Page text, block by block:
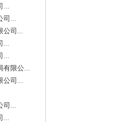
...
司...
公司...
...
...
有限公...
公司...
司...
...